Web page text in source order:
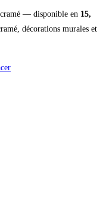
— disponible en 15,
décorations murales et